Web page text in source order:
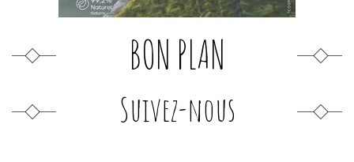
BON PLAN
Suivez-nous